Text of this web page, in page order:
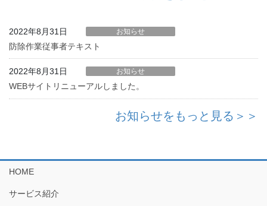
2022年8月31日 お知らせ
防除作業従事者テキスト
2022年8月31日 お知らせ
WEBサイトリニューアルしました。
お知らせをもっと見る＞＞
HOME
サービス紹介